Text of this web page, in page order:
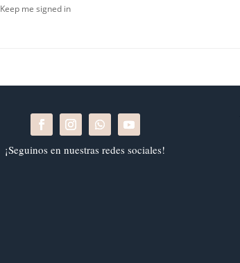
Keep me signed in
¡Seguinos en nuestras redes sociales!